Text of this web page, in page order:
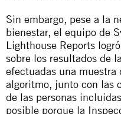
Sin embargo, pese a la
bienestar, el equipo de
Lighthouse Reports
sobre los resultados de
efectuadas una muestra
algoritmo, junto con las
de las personas
posible porque la